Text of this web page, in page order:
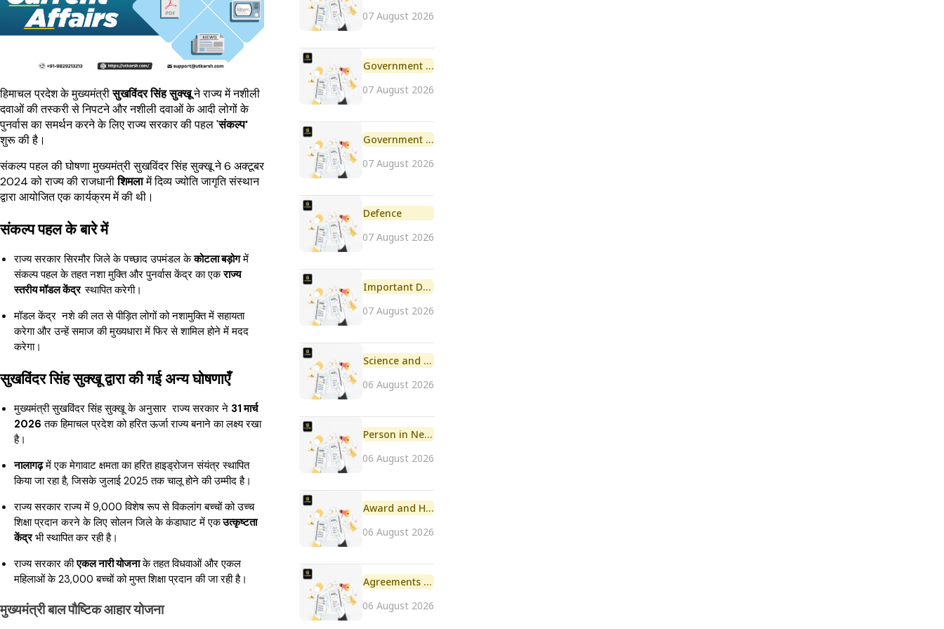
हिमाचल प्रदेश के मुख्यमंत्रीसुखविंदर सिंह सुक्खूने राज्य में नशीली
दवाओं की तस्करी से निपटने और नशीली दवाओं के आदी लोगों के
पुनर्वास का समर्थन करने के लिए राज्य सरकार की पहल 'संकल्प'
शुरू की है।
संकल्प पहल की घोषणा मुख्यमंत्री सुखविंदर सिंह सुक्खू ने 6 अक्टूबर
2024 को राज्य की राजधानीशिमलामें दिव्य ज्योति जागृति संस्थान
द्वारा आयोजित एक कार्यक्रम में की थी।
संकल्प पहल के बारे में
राज्य सरकार सिरमौर जिले के पच्छाद उपमंडल केकोटला बड़ोगमें
संकल्प पहल के तहत नशा मुक्ति और पुनर्वास केंद्र का एकराज्य
स्तरीय मॉडल केंद्रस्थापित करेगी।
मॉडल केंद्र नशे की लत से पीड़ित लोगों को नशामुक्ति में सहायता
करेगा और उन्हें समाज की मुख्यधारा में फिर से शामिल होने में मदद
करेगा।
सुखविंदर सिंह सुक्खू द्वारा की गई अन्य घोषणाएँ
मुख्यमंत्री सुखविंदर सिंह सुक्खू के अनुसार राज्य सरकार ने 31 मार्च
2026 तक हिमाचल प्रदेश को हरित ऊर्जा राज्य बनाने का लक्ष्य रखा
है।
नालागढ़में एक मेगावाट क्षमता का हरित हाइड्रोजन संयंत्र स्थापित
किया जा रहा है, जिसके जुलाई 2025 तक चालू होने की उम्मीद है।
राज्य सरकार राज्य में 9,000 विशेष रूप से विकलांग बच्चों को उच्च
शिक्षा प्रदान करने के लिए सोलन जिले के कंडाघाट में एकउत्कृष्टता
केंद्रभी स्थापित कर रही है।
राज्य सरकार कीएकल नारी योजनाके तहत विधवाओं और एकल
महिलाओं के 23,000 बच्चों को मुफ्त शिक्षा प्रदान की जा रही है।
मुख्यमंत्री बाल पौष्टिक आहार योजना
07 August 2026
Government Initiative
07 August 2026
Government Scheme
07 August 2026
Defence
07 August 2026
Important Day
07 August 2026
Science and Technology
06 August 2026
Person in News
06 August 2026
Award and Honour
06 August 2026
Agreements and MoU
06 August 2026